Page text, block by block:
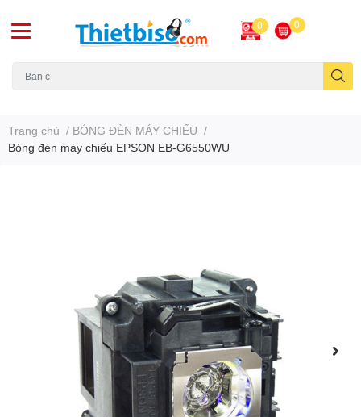
0 0
Trang chủ / BÓNG ĐÈN MÁY CHIẾU /
Bóng đèn máy chiếu EPSON EB-G6550WU